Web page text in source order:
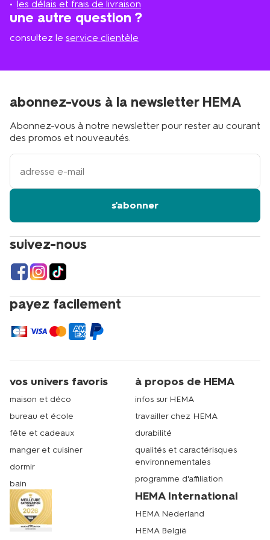
les délais et frais de livraison
une autre question ?
consultez le service clientèle
suivez-nous
payez facilement
abonnez-vous à la newsletter HEMA
Abonnez-vous à notre newsletter pour rester au courant
des promos et nouveautés.
votre
adresse
s'abonner
vos univers favoris
maison et déco
bureau et école
fête et cadeaux
manger et cuisiner
dormir
bain
à propos de HEMA
infos sur HEMA
travailler chez HEMA
durabilité
qualités et caractérisques
environnementales
programme d'affiliation
HEMA International
HEMA Nederland
HEMA België